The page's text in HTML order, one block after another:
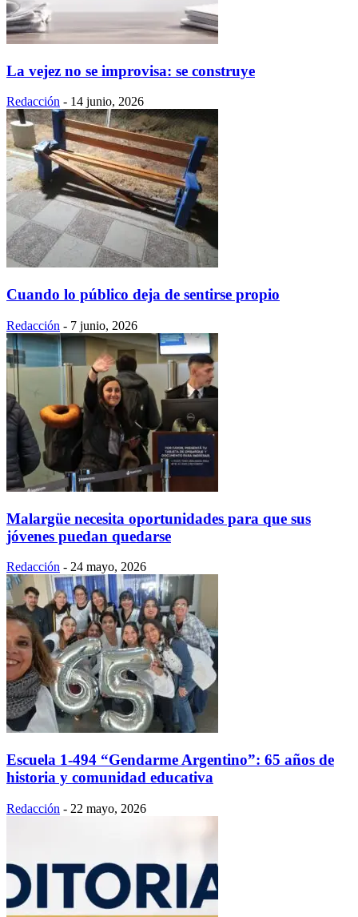
La vejez no se improvisa: se construye
Redacción - 14 junio, 2026
Cuando lo público deja de sentirse propio
Redacción - 7 junio, 2026
Malargüe necesita oportunidades para que sus
jóvenes puedan quedarse
Redacción - 24 mayo, 2026
Escuela 1-494 “Gendarme Argentino”: 65 años de
historia y comunidad educativa
Redacción - 22 mayo, 2026